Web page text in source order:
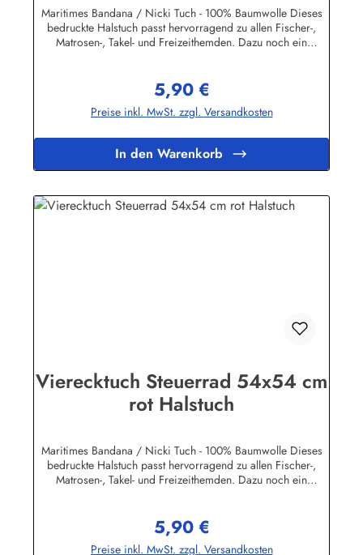
Maritimes Bandana / Nicki Tuch - 100% Baumwolle Dieses
bedruckte Halstuch passt hervorragend zu allen Fischer-,
Matrosen-, Takel- und Freizeithemden. Dazu noch ein
GmbHHeglitzer Str. 1226409 Wittmundinfo@modas-
bekleidung.de
Regulärer Preis:
5,90 €
Preise inkl. MwSt. zzgl. Versandkosten
In den Warenkorb
Vierecktuch Steuerrad 54x54 cm
rot Halstuch
Maritimes Bandana / Nicki Tuch - 100% Baumwolle Dieses
bedruckte Halstuch passt hervorragend zu allen Fischer-,
Matrosen-, Takel- und Freizeithemden. Dazu noch ein
GmbHHeglitzer Str. 1226409 Wittmundinfo@modas-
bekleidung.de
Regulärer Preis:
5,90 €
Preise inkl. MwSt. zzgl. Versandkosten